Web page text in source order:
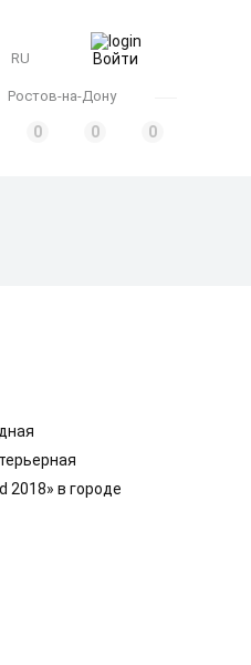
RU Войти
Ростов-на-Дону
0 0 0